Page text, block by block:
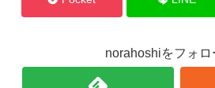
norahoshiをフォロ